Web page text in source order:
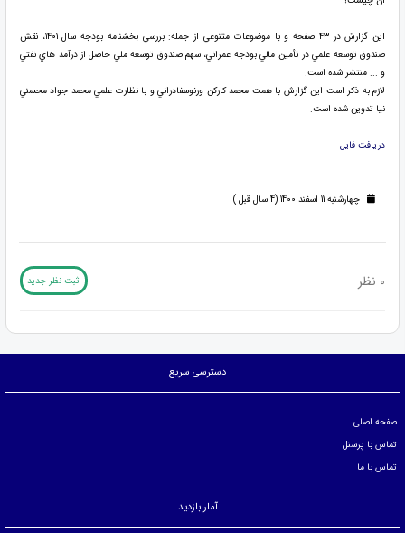
اين گزارش در ۴۳ صفحه و با موضوعات متنوعي از جمله: بررسي بخشنامه بودجه سال ۱۴۰۱، نقش
صندوق توسعه علمي در تأمين مالي بودجه عمراني، سهم صندوق توسعه ملي حاصل از درآمد هاي نفتي
و ... منتشر شده است.
لازم به ذكر است اين گزارش با همت محمد كاركن ورنوسفادراني و با نظارت علمي محمد جواد محسني
نيا تدوين شده است.
دريافت فايل
چهارشنبه 11 اسفند 1400 (4 سال قبل )
0 نظر ثبت نظر جدید
دسترسی سریع
صفحه اصلی
تماس با پرسنل
تماس با ما
آمار بازدید